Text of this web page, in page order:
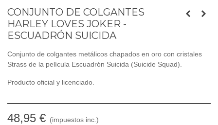
CONJUNTO DE COLGANTES
HARLEY LOVES JOKER -
ESCUADRÓN SUICIDA
Conjunto de colgantes metálicos chapados en oro con cristales
Strass de la película Escuadrón Suicida (Suicide Squad).
Producto oficial y licenciado.
48,95 € (impuestos inc.)